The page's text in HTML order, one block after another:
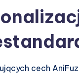
cech